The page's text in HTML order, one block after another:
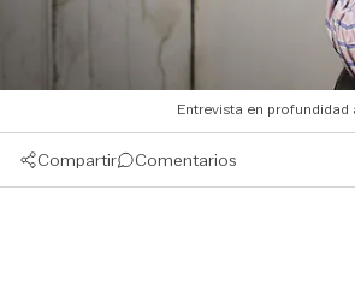
Entrevista en profundidad
Compartir Comentarios